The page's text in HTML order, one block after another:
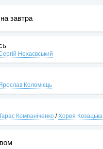
завтра
Нехаєвський
Коломієць
Компаніченко /Хорея Козацька